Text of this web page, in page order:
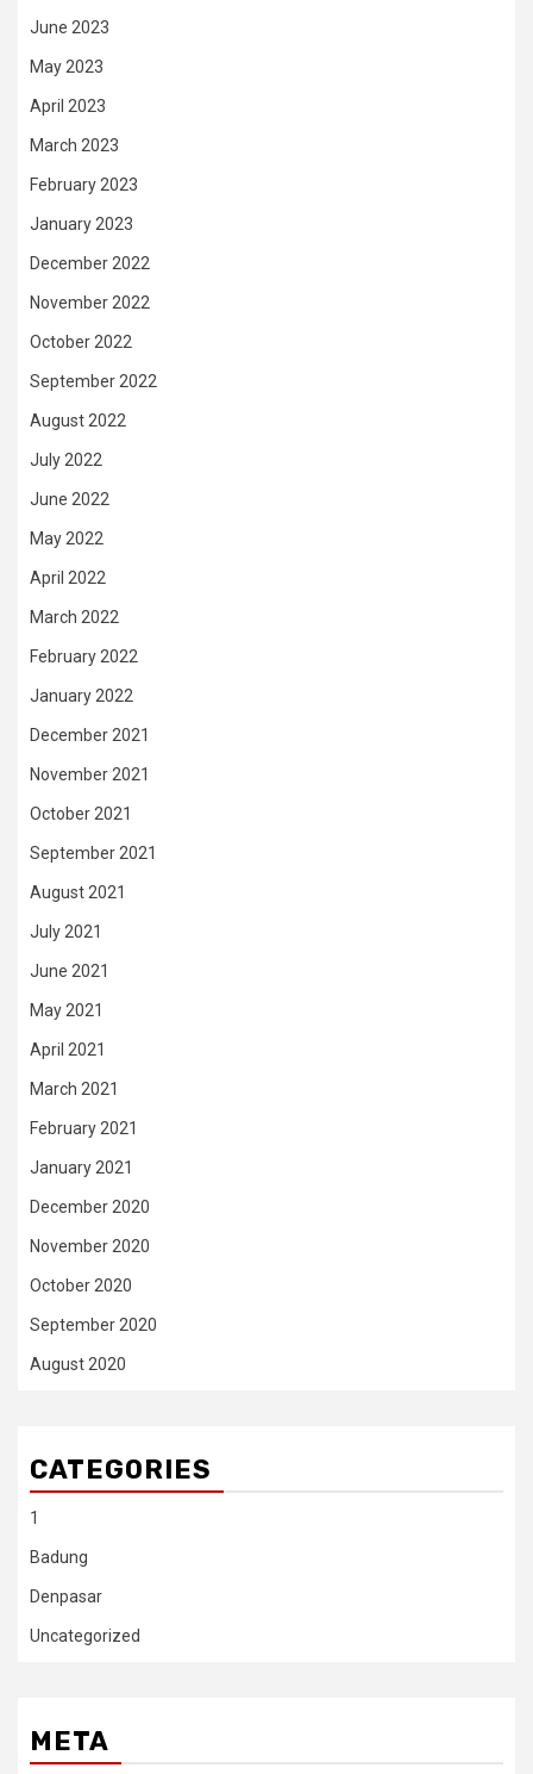
June 2023
May 2023
April 2023
March 2023
February 2023
January 2023
December 2022
November 2022
October 2022
September 2022
August 2022
July 2022
June 2022
May 2022
April 2022
March 2022
February 2022
January 2022
December 2021
November 2021
October 2021
September 2021
August 2021
July 2021
June 2021
May 2021
April 2021
March 2021
February 2021
January 2021
December 2020
November 2020
October 2020
September 2020
August 2020
CATEGORIES
1
Badung
Denpasar
Uncategorized
META